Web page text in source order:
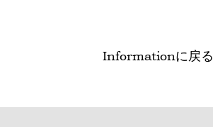
Informationに戻る